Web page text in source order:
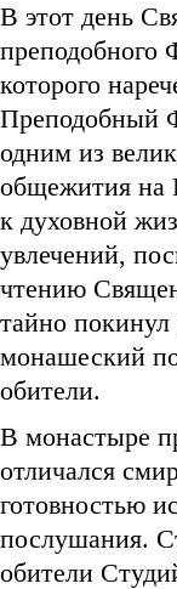
В этот день
преподобного
которого
Преподобный
одним из
общежития на
к духовной
увлечений,
чтению
тайно
монашеский
обители.
В монастыре
отличался
готовностью
послушания.
обители